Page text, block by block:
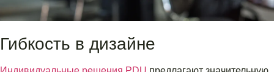
Гибкость в дизайне